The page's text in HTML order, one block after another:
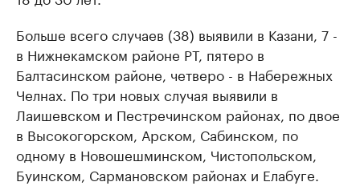
Больше всего случаев (38) выявили в Казани, 7 -
в Нижнекамском районе РТ, пятеро в
Балтасинском районе, четверо - в Набережных
Челнах. По три новых случая выявили в
Лаишевском и Пестречинском районах, по двое
в Высокогорском, Арском, Сабинском, по
одному в Новошешминском, Чистопольском,
Буинском, Сармановском районах и Елабуге.